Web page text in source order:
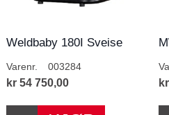
Weldbaby 180I Sveise
Varenr. 003284
kr 54 750,00